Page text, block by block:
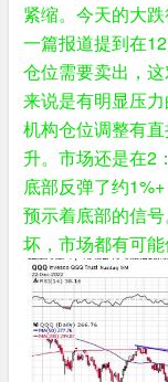
紧缩。今天的大
一篇报道提到在
仓位需要卖出，
来说是有明显压
机构仓位调整有
升。市场还是在2
底部反弹了约
预示着底部的信
坏，市场都有可能